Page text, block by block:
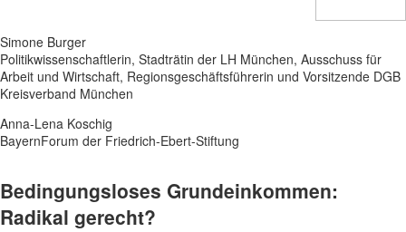
Simone Burger
Politikwissenschaftlerin, Stadträtin der LH München, Ausschuss für
Arbeit und Wirtschaft, Regionsgeschäftsführerin und Vorsitzende DGB
Kreisverband München
Anna-Lena Koschig
BayernForum der Friedrich-Ebert-Stiftung
Bedingungsloses Grundeinkommen:
Radikal gerecht?